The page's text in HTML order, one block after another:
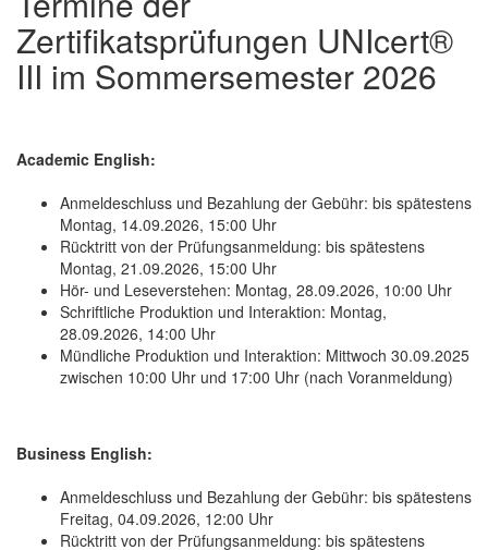
Zertifikatsprüfungen UNIcert®
III im Sommersemester 2026
Academic English:
Anmeldeschluss und Bezahlung der Gebühr: bis spätestens
Montag, 14.09.2026, 15:00 Uhr
Rücktritt von der Prüfungsanmeldung: bis spätestens
Montag, 21.09.2026, 15:00 Uhr
Hör- und Leseverstehen: Montag, 28.09.2026, 10:00 Uhr
Schriftliche Produktion und Interaktion: Montag,
28.09.2026, 14:00 Uhr
Mündliche Produktion und Interaktion: Mittwoch 30.09.2025
zwischen 10:00 Uhr und 17:00 Uhr (nach Voranmeldung)
Business English:
Anmeldeschluss und Bezahlung der Gebühr: bis spätestens
Freitag, 04.09.2026, 12:00 Uhr
Rücktritt von der Prüfungsanmeldung: bis spätestens